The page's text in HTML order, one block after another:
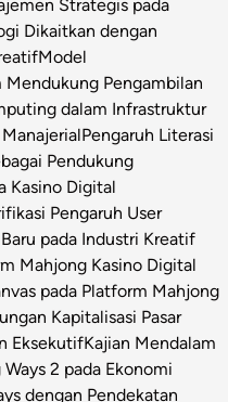
Strategis pada
Dikaitkan dengan
Model
Pengambilan
dalam Infrastruktur
Pengaruh Literasi
Pendukung
Kasino Digital
Pengaruh User
pada Industri Kreatif
Mahjong Kasino Digital
pada Platform Mahjong
Kapitalisasi Pasar
EksekutifKajian Mendalam
2 pada Ekonomi
dengan Pendekatan